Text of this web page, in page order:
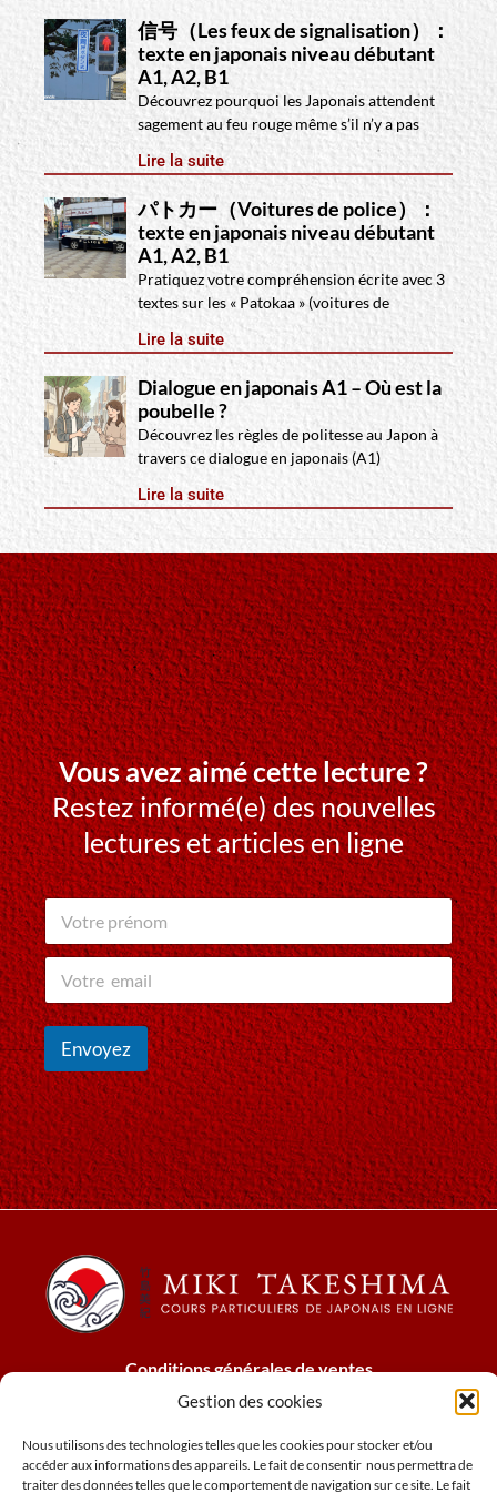
Gestion des cookies
Nous utilisons des technologies telles que les cookies pour stocker et/ou
accéder aux informations des appareils. Le fait de consentir nous permettra de
traiter des données telles que le comportement de navigation sur ce site. Le fait
信号（Les feux de signalisation）：
texte en japonais niveau débutant
A1, A2, B1
Découvrez pourquoi les Japonais attendent
sagement au feu rouge même s’il n’y a pas
Lire la suite
パトカー（Voitures de police）：
texte en japonais niveau débutant
A1, A2, B1
Pratiquez votre compréhension écrite avec 3
textes sur les « Patokaa » (voitures de
Lire la suite
Dialogue en japonais A1 – Où est la
poubelle ?
Découvrez les règles de politesse au Japon à
travers ce dialogue en japonais (A1)
Lire la suite
Vous avez aimé cette lecture ?
Restez informé(e) des nouvelles
lectures et articles en ligne
V
o
t
r
e
p
r
é
n
o
m
v
o
t
r
e
e
-
m
a
i
l
*
Envoyez
Conditions générales de ventes
Mentions légales
Politique relative à confidentialité
N° de siret : 78973803600027